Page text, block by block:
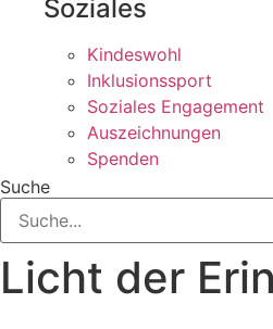
Soziales
Kindeswohl
Inklusionssport
Soziales Engagement
Auszeichnungen
Spenden
Suche
Licht der